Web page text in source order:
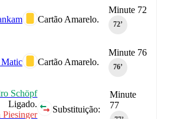
Minute 72
72‎’‎
Cartão Amarelo.
Minute 76
76‎’‎
Cartão Amarelo.
Minute
77
Substituição:
Schöpf
Ligado.
Piesinger